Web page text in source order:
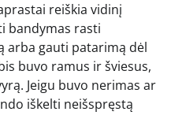
reiškia vidinį
bandymas rasti
arba gauti patarimą dėl
buvo ramus ir šviesus,
Jeigu buvo nerimas ar
iškelti neišspręstą